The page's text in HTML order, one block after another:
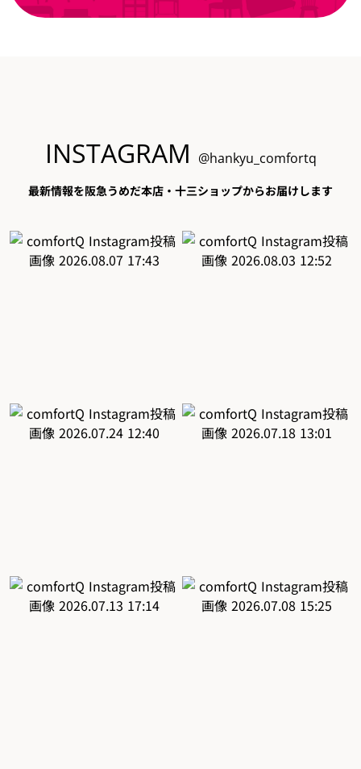
INSTAGRAM @hankyu_comfortq
最新情報を阪急うめだ本店・十三ショップからお届けします